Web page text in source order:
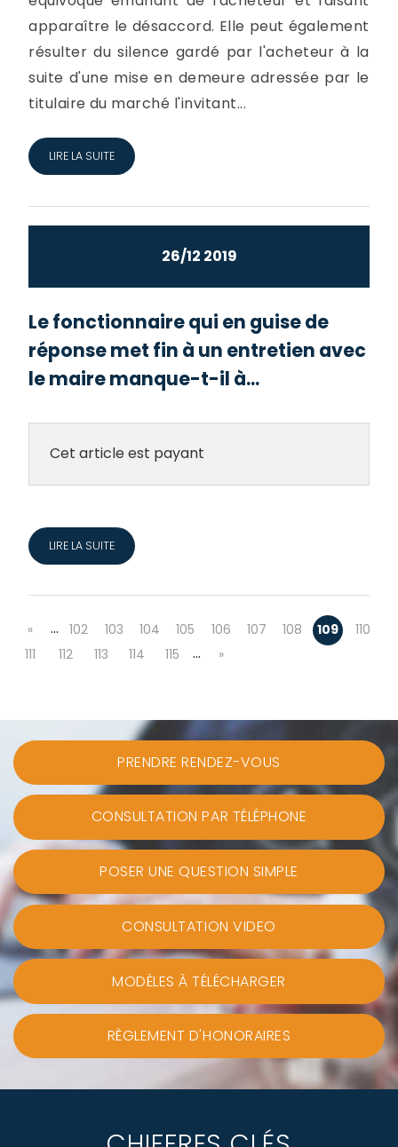
apparaître le désaccord. Elle peut également
résulter du silence gardé par l'acheteur à la
suite d'une mise en demeure adressée par le
titulaire du marché l'invitant...
LIRE LA SUITE
26/12 2019
Le fonctionnaire qui en guise de
réponse met fin à un entretien avec
le maire manque-t-il à...
Cet article est payant
LIRE LA SUITE
« … 102 103 104 105 106 107 108 109
110
111
112 113 114 115 … »
PRENDRE RENDEZ-VOUS
CONSULTATION PAR TÉLÉPHONE
POSER UNE QUESTION SIMPLE
CONSULTATION VIDEO
MODÈLES À TÉLÉCHARGER
RÈGLEMENT D'HONORAIRES